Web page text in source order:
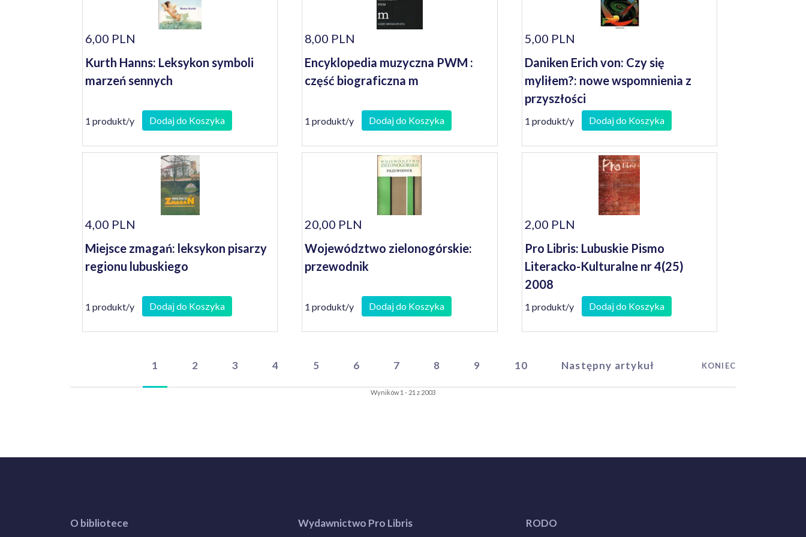
6,00 PLN
Kurth Hanns: Leksykon symboli
marzeń sennych
1 produkt/y Dodaj do Koszyka
8,00 PLN
Encyklopedia muzyczna PWM :
część biograficzna m
1 produkt/y Dodaj do Koszyka
5,00 PLN
Daniken Erich von: Czy się
myliłem?: nowe wspomnienia z
przyszłości
1 produkt/y Dodaj do Koszyka
4,00 PLN
Miejsce zmagań: leksykon pisarzy
regionu lubuskiego
1 produkt/y Dodaj do Koszyka
20,00 PLN
Województwo zielonogórskie:
przewodnik
1 produkt/y Dodaj do Koszyka
2,00 PLN
Pro Libris: Lubuskie Pismo
Literacko-Kulturalne nr 4(25)
2008
1 produkt/y Dodaj do Koszyka
1 2 3 4 5 6 7 8 9 10 Następny artykuł KONIEC
Wyników 1 - 21 z 2003
O bibliotece Wydawnictwo Pro Libris RODO